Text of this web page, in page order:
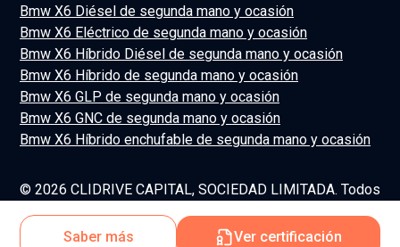
Saber más Ver certificación
Bmw X6 Diésel de segunda mano y ocasión
Bmw X6 Eléctrico de segunda mano y ocasión
Bmw X6 Híbrido Diésel de segunda mano y ocasión
Bmw X6 Híbrido de segunda mano y ocasión
Bmw X6 GLP de segunda mano y ocasión
Bmw X6 GNC de segunda mano y ocasión
Bmw X6 Híbrido enchufable de segunda mano y ocasión
© 2026 CLIDRIVE CAPITAL, SOCIEDAD LIMITADA. Todos
los derechos reservados.